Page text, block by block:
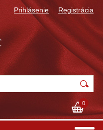
Prihlásenie Registrácia
0